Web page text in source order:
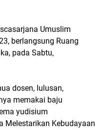
Umuslim
berlangsung Ruang
pada Sabtu,
dosen, lulusan,
memakai baju
yudisium
Melestarikan Kebudayaan